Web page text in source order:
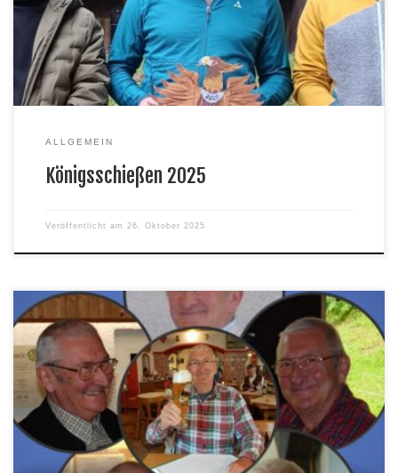
Schützenkönig. Seine beiden Ritter sind Roman Bergsträser und
Wieland Schenkewitz.
ALLGEMEIN
Königsschießen 2025
Veröffentlicht am 26. Oktober 2025
– Ein guter Freund ist von uns gegangen – Wir trauern um unser
langjähriges Mitglied Norbert Walter der am Dienstag den 08.
April 2025 verstarb. Sein unerwarteter Tod schockte uns alle.
Norbert kam 1969 in unseren Verein. Bereits 1973 übernahm er
den 2. Vorsitz für 22 Jahre und hat über […]